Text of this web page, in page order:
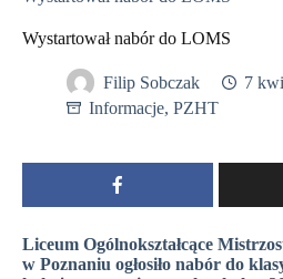
Wystartował nabór do LOMS
Filip Sobczak
7
Informacje, PZHT
Liceum Ogólnokształcące
w Poznaniu ogłosiło nabór do